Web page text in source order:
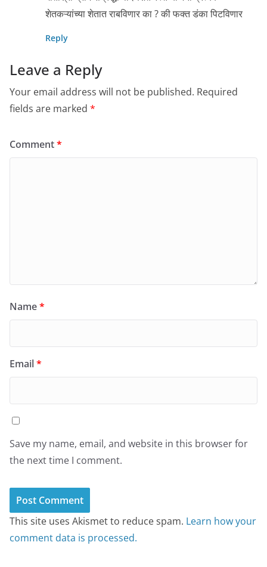
शेतकऱ्यांच्या शेतात राबविणार का ? की फक्त डंका पिटविणार
Reply
Leave a Reply
Your email address will not be published. Required
fields are marked *
Comment*
Name*
Email*
Save my name, email, and website in this browser for
the next time I comment.
This site uses Akismet to reduce spam. Learn how your
comment data is processed.